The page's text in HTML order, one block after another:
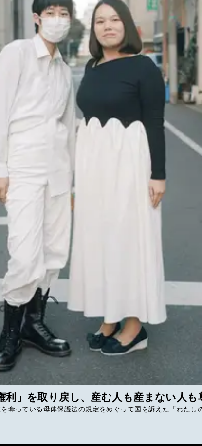
」を取り戻し、産む人も産まない人も
奪っている母体保護法の規定をめぐって国を訴えた「わた